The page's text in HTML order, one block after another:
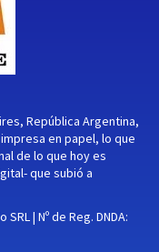
República Argentina,
en papel, lo que
de lo que hoy es
que subió a
| Nº de Reg. DNDA: